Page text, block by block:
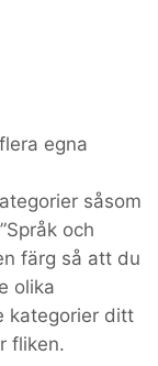
egna
såsom
och
färg så att du
olika
kategorier ditt
fliken.